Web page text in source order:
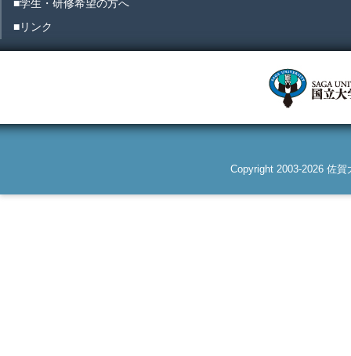
■学生・研修希望の方へ
■リンク
Copyright 2003-2026 佐